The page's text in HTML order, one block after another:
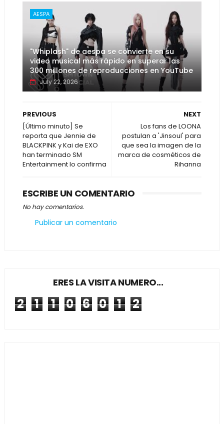
AESPA
"Whiplash" de aespa se convierte en su
video musical más rápido en superar las
300 millones de reproducciones en YouTube
July 22, 2026
NEXT
Los fans de LOONA
postulan a 'Jinsoul' para
que sea la imagen de la
marca de cosméticos de
Rihanna
PREVIOUS
[Último minuto] Se
reporta que Jennie de
BLACKPINK y Kai de EXO
han terminado SM
Entertainment lo confirma
ESCRIBE UN COMENTARIO
No hay comentarios.
Publicar un comentario
ERES LA VISITA NUMERO...
2 1 1 0 6 0 1 2